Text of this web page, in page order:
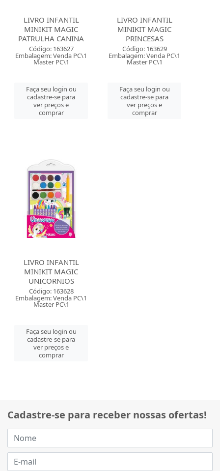
LIVRO INFANTIL
MINIKIT MAGIC
PATRULHA CANINA
Código: 163627
Embalagem: Venda PC\1
Master PC\1
Faça seu login ou
cadastre-se para
ver preços e
comprar
LIVRO INFANTIL
MINIKIT MAGIC
PRINCESAS
Código: 163629
Embalagem: Venda PC\1
Master PC\1
Faça seu login ou
cadastre-se para
ver preços e
comprar
LIVRO INFANTIL
MINIKIT MAGIC
UNICORNIOS
Código: 163628
Embalagem: Venda PC\1
Master PC\1
Faça seu login ou
cadastre-se para
ver preços e
comprar
Cadastre-se para receber nossas ofertas!